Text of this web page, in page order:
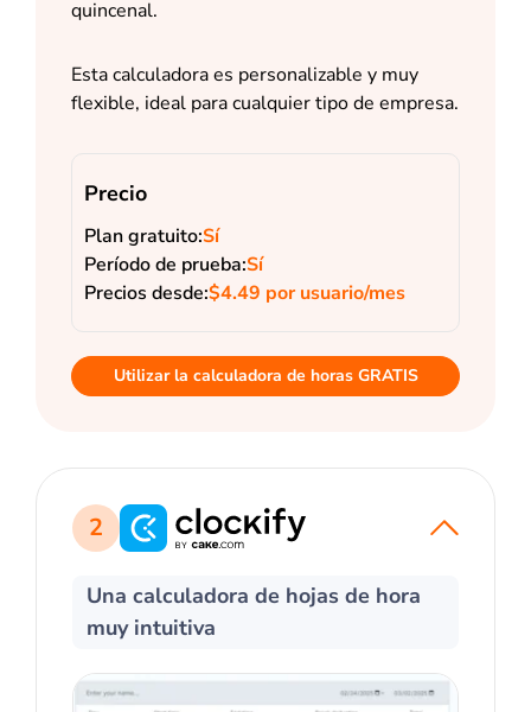
quincenal.
Esta calculadora es personalizable y muy
flexible, ideal para cualquier tipo de empresa.
Precio
Plan gratuito:Sí
Período de prueba:Sí
Precios desde:$4.49 por usuario/mes
Utilizar la calculadora de horas GRATIS
2
Una calculadora de hojas de hora
muy intuitiva